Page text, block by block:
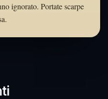
ignorato. Portate scarpe